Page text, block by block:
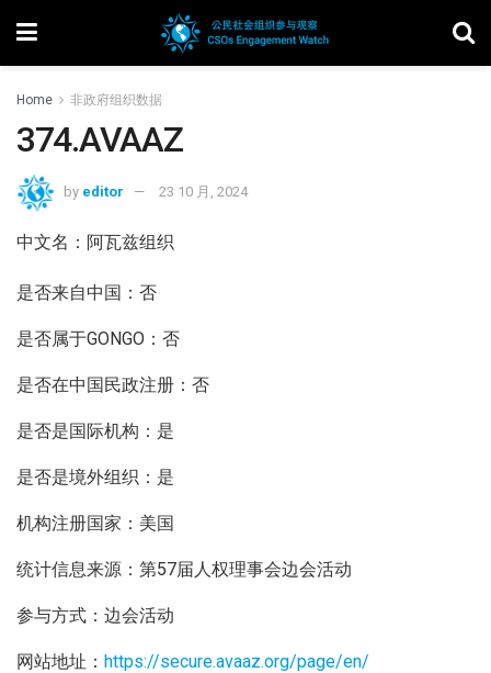
Home 非政府组织数据
374.AVAAZ
by editor 23 10 月, 2024
中文名：阿瓦兹组织
是否来自中国：否
是否属于GONGO：否
是否在中国民政注册：否
是否是国际机构：是
是否是境外组织：是
机构注册国家：美国
统计信息来源：第57届人权理事会边会活动
参与方式：边会活动
网站地址： https://secure.avaaz.org/page/en/